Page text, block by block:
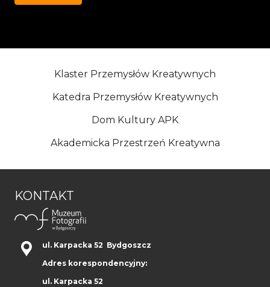
Klaster Przemysłów Kreatywnych
Katedra Przemysłów Kreatywnych
Dom Kultury APK
Akademicka Przestrzeń Kreatywna
KONTAKT
ul. Karpacka 52 Bydgoszcz
Adres korespondencyjny:
ul. Karpacka 52